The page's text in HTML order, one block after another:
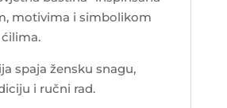
motivima i simbolikom
spaja žensku snagu,
i ručni rad.